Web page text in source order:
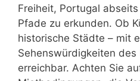
Freiheit, Portugal
Pfade zu erkunden. Ob
historische Städte – mit
Sehenswürdigkeiten
erreichbar. Achten Sie